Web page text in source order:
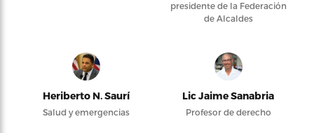
presidente de la Federación
de Alcaldes
Heriberto N. Saurí
Salud y emergencias
Lic Jaime Sanabria
Profesor de derecho